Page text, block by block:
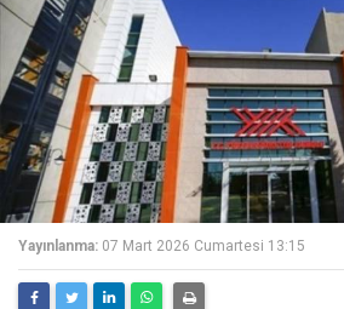
Yayınlanma: 07 Mart 2026 Cumartesi 13:15